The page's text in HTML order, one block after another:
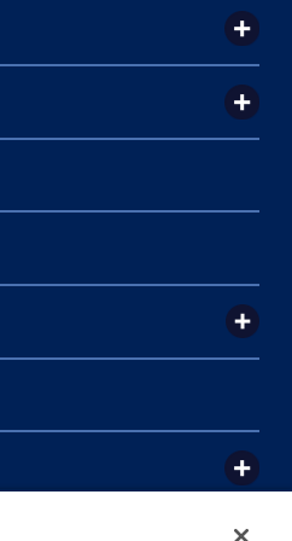
GLOBAL ENTRANCE